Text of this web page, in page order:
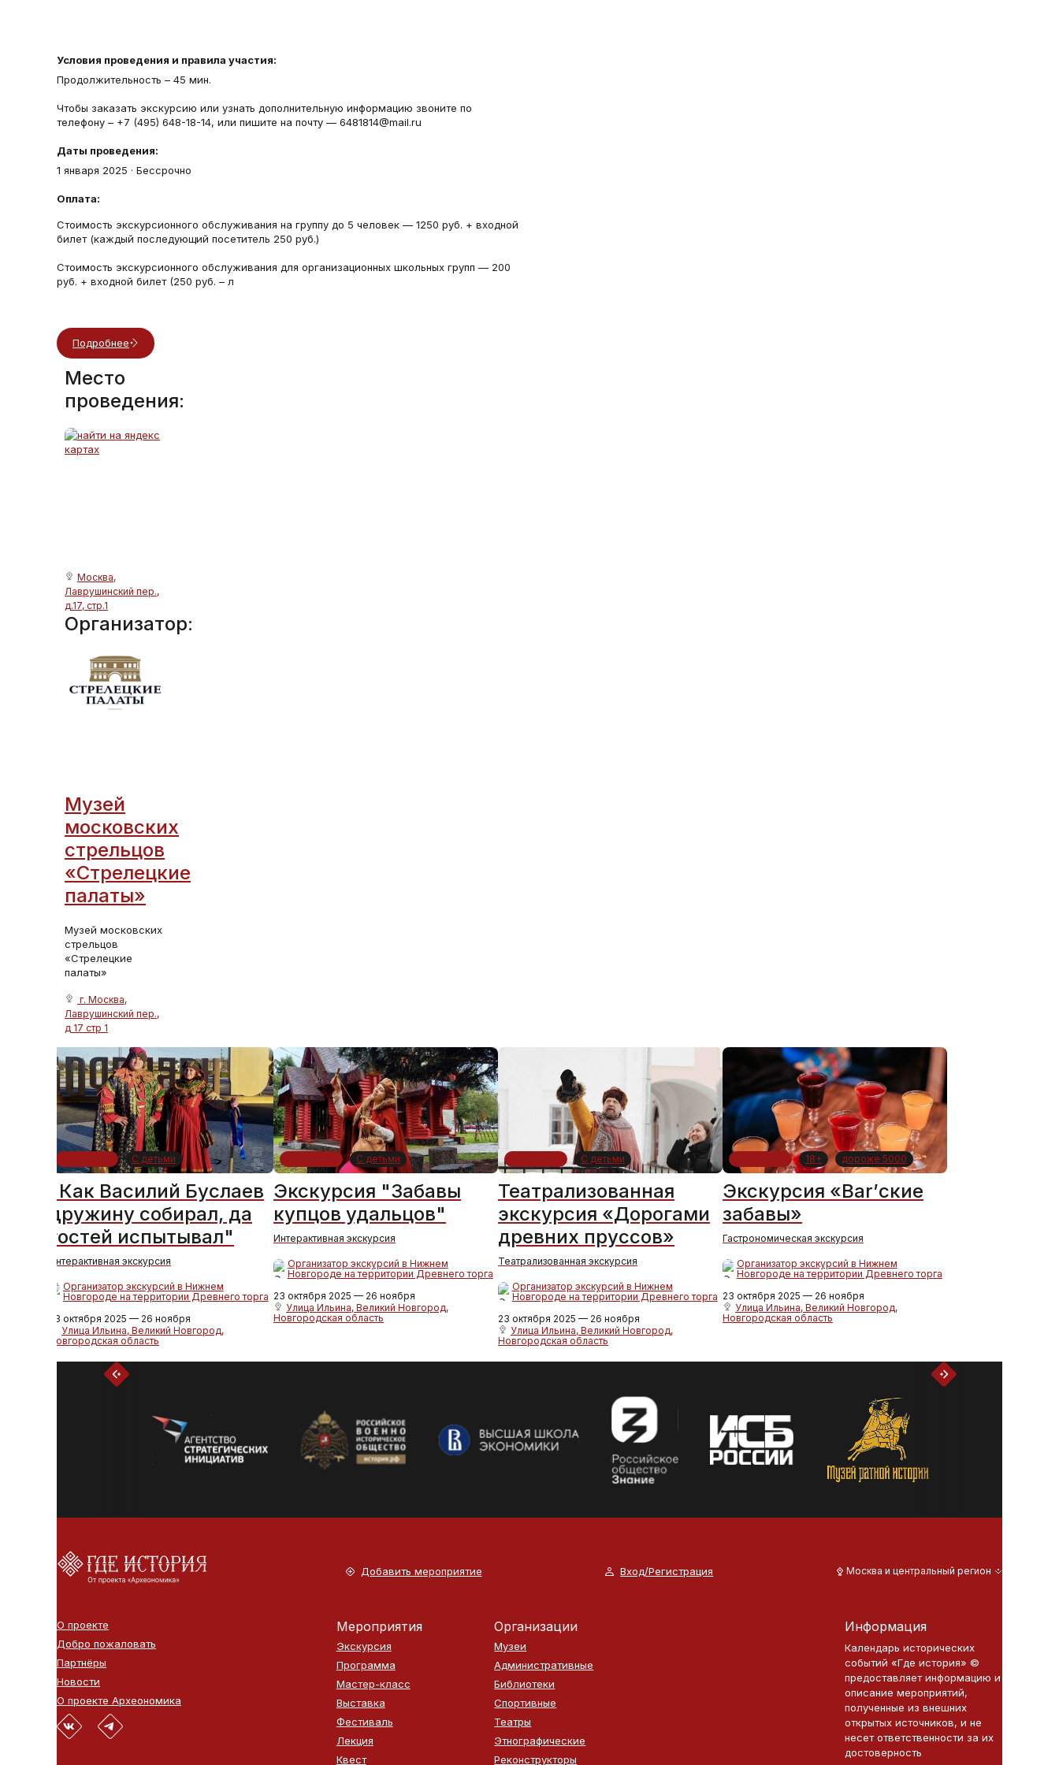
Условия проведения и правила участия:
Продолжительность – 45 мин.
Чтобы заказать экскурсию или узнать дополнительную информацию звоните по
телефону – +7 (495) 648-18-14, или пишите на почту — 6481814@mail.ru
Даты проведения:
1 января 2025 · Бессрочно
Оплата:
Стоимость экскурсионного обслуживания на группу до 5 человек — 1250 руб. + входной
билет (каждый последующий посетитель 250 руб.)
Стоимость экскурсионного обслуживания для организационных школьных групп — 200
руб. + входной билет (250 руб. – л
Подробнее
Место
проведения:
Москва,
Лаврушинский пер.,
д.17, стр.1
Организатор:
Музей
московских
стрельцов
«Стрелецкие
палаты»
Музей московских
стрельцов
«Стрелецкие
палаты»
г. Москва,
Лаврушинский пер.,
д 17 стр 1
С детьми
"Как Василий Буслаев
дружину собирал, да
гостей испытывал"
Интерактивная экскурсия
Организатор экскурсий в Нижнем
Новгороде на территории Древнего торга
23 октября 2025 — 26 ноября
Улица Ильина, Великий Новгород,
Новгородская область
С детьми
Экскурсия "Забавы
купцов удальцов"
Интерактивная экскурсия
Организатор экскурсий в Нижнем
Новгороде на территории Древнего торга
23 октября 2025 — 26 ноября
Улица Ильина, Великий Новгород,
Новгородская область
С детьми
Театрализованная
экскурсия «Дорогами
древних пруссов»
Театрализованная экскурсия
Организатор экскурсий в Нижнем
Новгороде на территории Древнего торга
23 октября 2025 — 26 ноября
Улица Ильина, Великий Новгород,
Новгородская область
18+ дороже 5000
Экскурсия «Bar’ские
забавы»
Гастрономическая экскурсия
Организатор экскурсий в Нижнем
Новгороде на территории Древнего торга
23 октября 2025 — 26 ноября
Улица Ильина, Великий Новгород,
Новгородская область
Добавить мероприятие Вход/Регистрация Москва и центральный регион
О проекте
Добро пожаловать
Партнёры
Новости
О проекте Археономика
Мероприятия
Экскурсия
Программа
Мастер-класс
Выставка
Фестиваль
Лекция
Квест
Организации
Музеи
Административные
Библиотеки
Спортивные
Театры
Этнографические
Реконструкторы
Информация
Календарь исторических
событий «Где история» ©
предоставляет информацию и
описание мероприятий,
полученные из внешних
открытых источников, и не
несет ответственности за их
достоверность